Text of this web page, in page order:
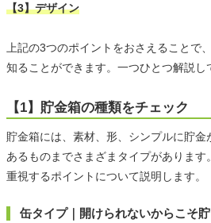
【3】デザイン
上記の3つのポイントをおさえることで
知ることができます。一つひとつ解説し
【1】貯金箱の種類をチェック
貯金箱には、素材、形、シンプルに貯
あるものまでさまざまタイプがあります
重視するポイントについて説明します。
缶タイプ｜開けられないからこそ